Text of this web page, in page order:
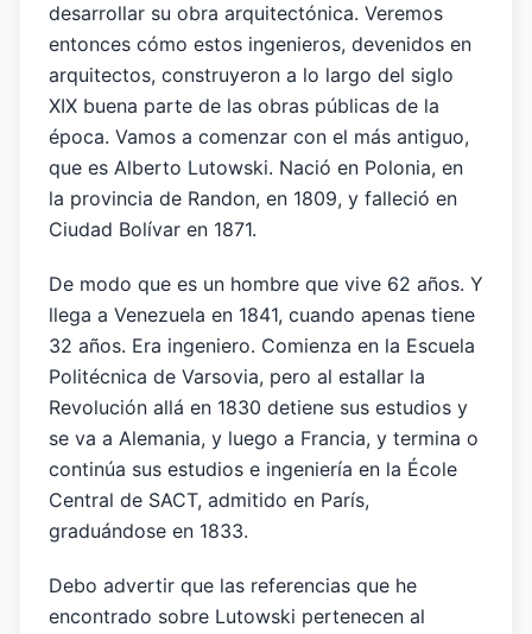
desarrollar su obra arquitectónica. Veremos
entonces cómo estos ingenieros, devenidos en
arquitectos, construyeron a lo largo del siglo
XIX buena parte de las obras públicas de la
época. Vamos a comenzar con el más antiguo,
que es Alberto Lutowski. Nació en Polonia, en
la provincia de Randon, en 1809, y falleció en
Ciudad Bolívar en 1871.
De modo que es un hombre que vive 62 años. Y
llega a Venezuela en 1841, cuando apenas tiene
32 años. Era ingeniero. Comienza en la Escuela
Politécnica de Varsovia, pero al estallar la
Revolución allá en 1830 detiene sus estudios y
se va a Alemania, y luego a Francia, y termina o
continúa sus estudios e ingeniería en la École
Central de SACT, admitido en París,
graduándose en 1833.
Debo advertir que las referencias que he
encontrado sobre Lutowski pertenecen al